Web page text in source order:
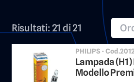
Risultati: 21 di 21
PHILIPS -
Lampada (H1)
Modello